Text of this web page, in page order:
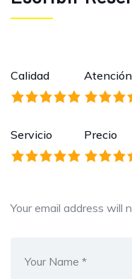
Calidad Atención
Servicio Precio
Your email address will